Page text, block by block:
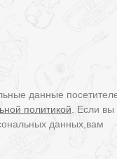
данные
политикой. Если вы
данных,вам